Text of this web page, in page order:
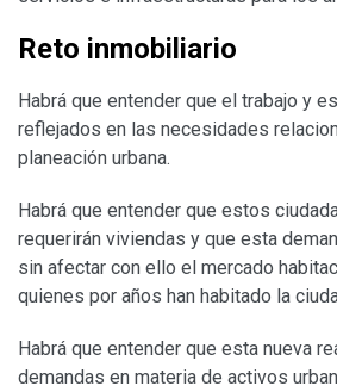
Reto inmobiliario
Habrá que entender que el trabajo y
reflejados en las necesidades
planeación urbana.
Habrá que entender que estos
requerirán viviendas y que esta
sin afectar con ello el mercado
quienes por años han habitado la
Habrá que entender que esta nueva
demandas en materia de activos